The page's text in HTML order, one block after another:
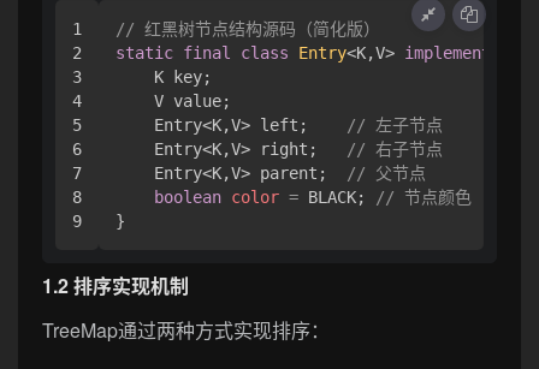
1
2
3
4
5
6
7
8
// 红黑树节点结构源码（简化版）
static final class Entry<K,V> implements
    K key;
    V value;
    Entry<K,V> left;
// 左子节点
    Entry<K,V> right;
// 右子节点
    Entry<K,V> parent;
// 父节点
boolean color = BLACK;
// 节点颜色
1.2 排序实现机制
TreeMap通过两种方式实现排序：